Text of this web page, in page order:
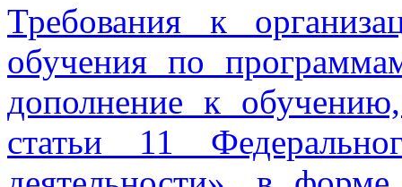
Требования к
обучения по
дополнение к
статьи 11